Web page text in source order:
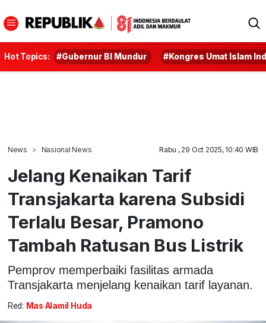
Hot Topics: #Gubernur BI Mundur #Kongres Umat Islam
News Nasional News Rabu , 29 Oct 2025, 10:40 WIB
Jelang Kenaikan Tarif
Transjakarta karena Subsidi
Terlalu Besar, Pramono
Tambah Ratusan Bus Listrik
Pemprov memperbaiki fasilitas armada
Transjakarta menjelang kenaikan tarif layanan.
Red: Mas Alamil Huda